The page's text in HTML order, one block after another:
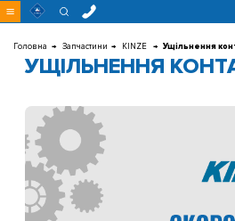
Перейти
до
Головна Запчастини KINZE Ущільнення
УЩІЛЬНЕННЯ